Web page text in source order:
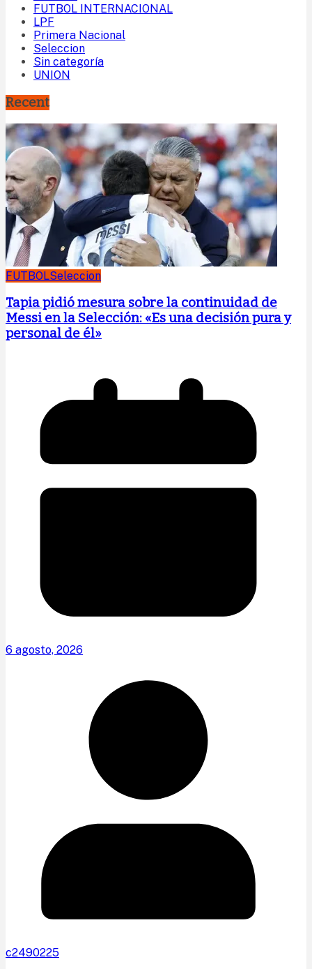
FUTBOL INTERNACIONAL
LPF
Primera Nacional
Seleccion
Sin categoría
UNION
Recent
FUTBOLSeleccion
Tapia pidió mesura sobre la continuidad de
Messi en la Selección: «Es una decisión pura y
personal de él»
6 agosto, 2026
c2490225